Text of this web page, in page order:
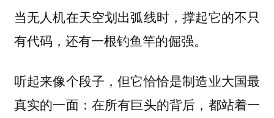
当无人机在天空划出弧线时，撑起它的不只
有代码，还有一根钓鱼竿的倔强。
听起来像个段子，但它恰恰是制造业大国最
真实的一面：在所有巨头的背后，都站着一